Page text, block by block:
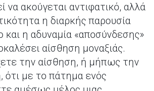
να ακούγεται αντιφατικό, αλλά
η διαρκής παρουσία
και η αδυναμία «αποσύνδεσης»
αίσθηση μοναξιάς.
την αίσθηση, ή μήπως την
ότι με το πάτημα ενός